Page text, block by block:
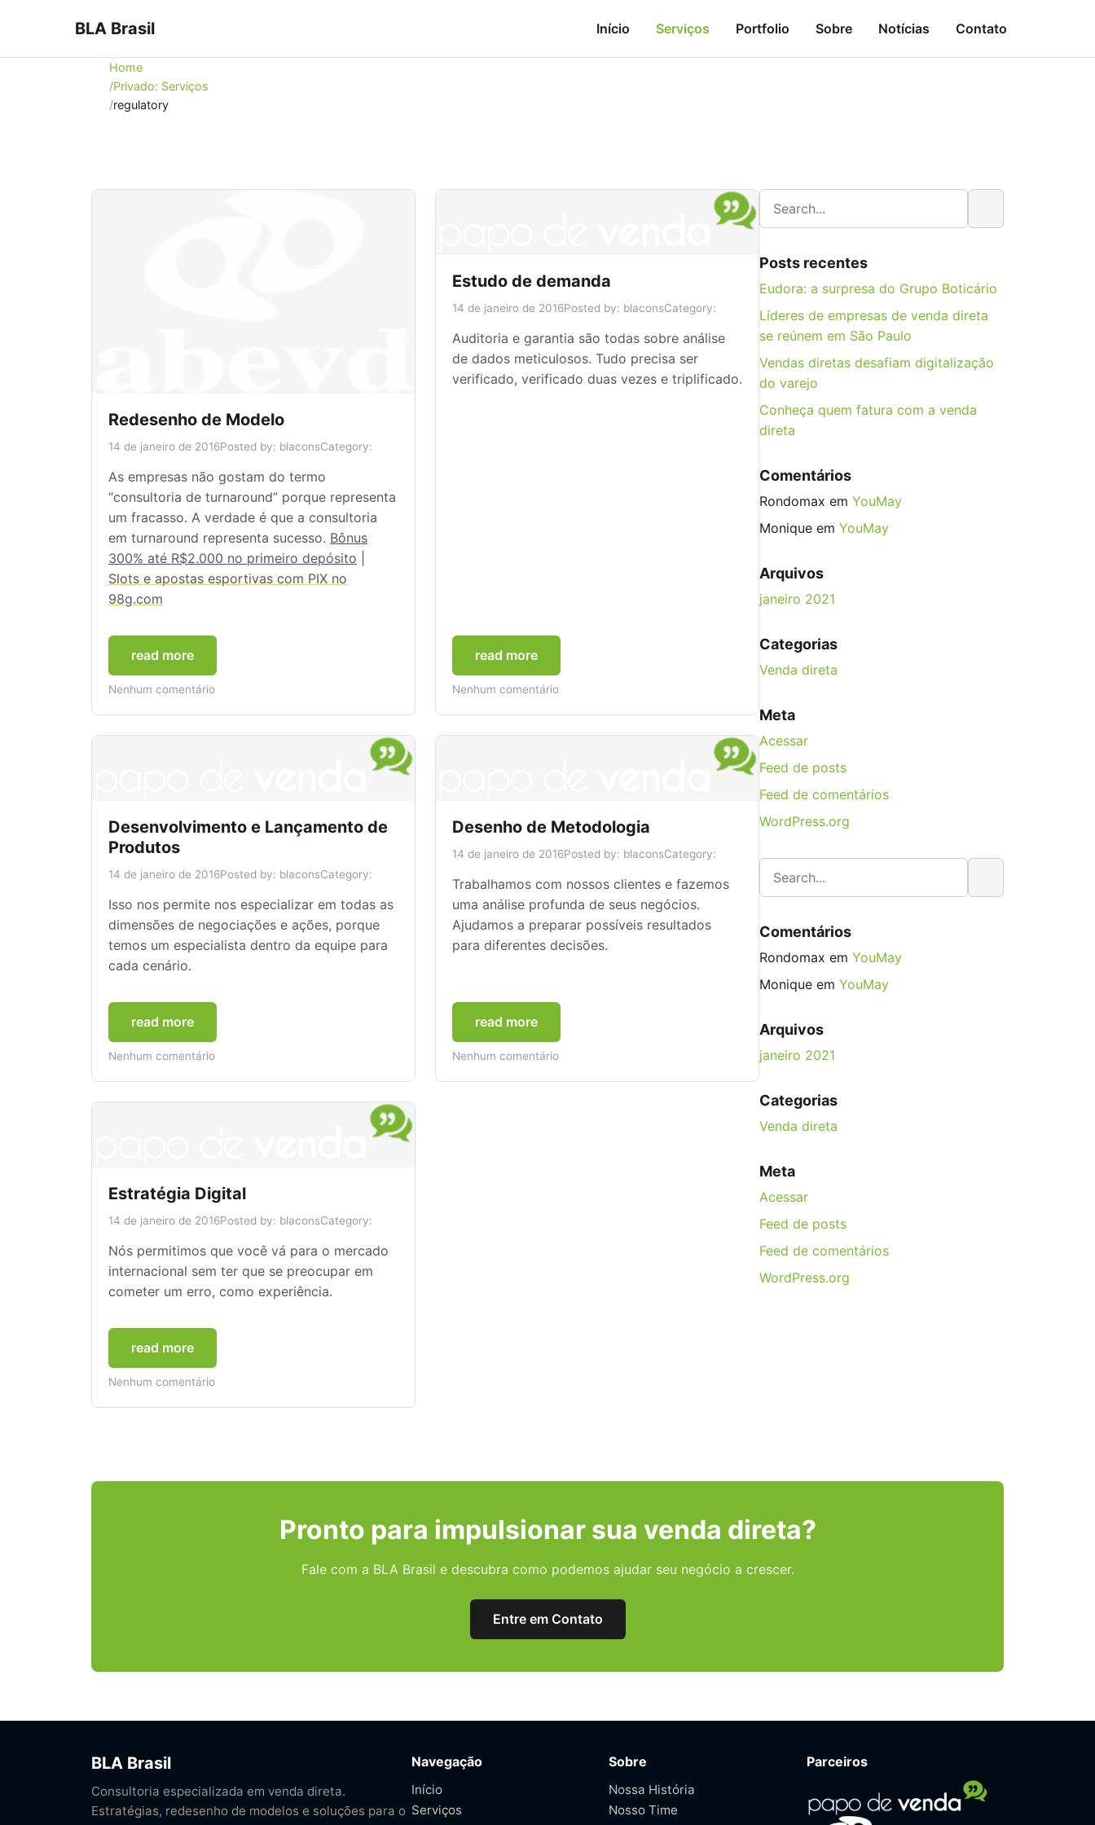
BLA Brasil Início Serviços Portfolio Sobre Notícias Contato
Home
Privado: Serviços
regulatory
Redesenho de Modelo
14 de janeiro de 2016Posted by: blaconsCategory:
As empresas não gostam do termo
“consultoria de turnaround” porque representa
um fracasso. A verdade é que a consultoria
em turnaround representa sucesso. Bônus
300% até R$2.000 no primeiro depósito
Slots e apostas esportivas com PIX no
98g.com
read more
Nenhum comentário
Estudo de demanda
14 de janeiro de 2016Posted by: blaconsCategory:
Auditoria e garantia são todas sobre análise
de dados meticulosos. Tudo precisa ser
verificado, verificado duas vezes e triplificado.
read more
Nenhum comentário
Desenvolvimento e Lançamento de
Produtos
14 de janeiro de 2016Posted by: blaconsCategory:
Isso nos permite nos especializar em todas as
dimensões de negociações e ações, porque
temos um especialista dentro da equipe para
cada cenário.
read more
Nenhum comentário
Desenho de Metodologia
14 de janeiro de 2016Posted by: blaconsCategory:
Trabalhamos com nossos clientes e fazemos
uma análise profunda de seus negócios.
Ajudamos a preparar possíveis resultados
para diferentes decisões.
read more
Nenhum comentário
Estratégia Digital
14 de janeiro de 2016Posted by: blaconsCategory:
Nós permitimos que você vá para o mercado
internacional sem ter que se preocupar em
cometer um erro, como experiência.
read more
Nenhum comentário
Posts recentes
Eudora: a surpresa do Grupo Boticário
Líderes de empresas de venda direta
se reúnem em São Paulo
Vendas diretas desafiam digitalização
do varejo
Conheça quem fatura com a venda
direta
Comentários
Rondomax em YouMay
Monique em YouMay
Arquivos
janeiro 2021
Categorias
Venda direta
Meta
Acessar
Feed de posts
Feed de comentários
WordPress.org
Comentários
Rondomax em YouMay
Monique em YouMay
Arquivos
janeiro 2021
Categorias
Venda direta
Meta
Acessar
Feed de posts
Feed de comentários
WordPress.org
Pronto para impulsionar sua venda direta?
Fale com a BLA Brasil e descubra como podemos ajudar seu negócio a crescer.
Entre em Contato
BLA Brasil
Consultoria especializada em venda direta.
Estratégias, redesenho de modelos e soluções para o
Navegação
Início
Serviços
Sobre
Nossa História
Nosso Time
Parceiros